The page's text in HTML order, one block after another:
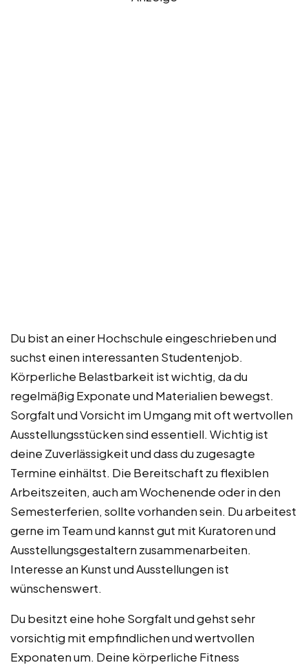
Du bist an einer Hochschule eingeschrieben und
suchst einen interessanten Studentenjob.
Körperliche Belastbarkeit ist wichtig, da du
regelmäßig Exponate und Materialien bewegst.
Sorgfalt und Vorsicht im Umgang mit oft wertvollen
Ausstellungsstücken sind essentiell. Wichtig ist
deine Zuverlässigkeit und dass du zugesagte
Termine einhältst. Die Bereitschaft zu flexiblen
Arbeitszeiten, auch am Wochenende oder in den
Semesterferien, sollte vorhanden sein. Du arbeitest
gerne im Team und kannst gut mit Kuratoren und
Ausstellungsgestaltern zusammenarbeiten.
Interesse an Kunst und Ausstellungen ist
wünschenswert.
Du besitzt eine hohe Sorgfalt und gehst sehr
vorsichtig mit empfindlichen und wertvollen
Exponaten um. Deine körperliche Fitness